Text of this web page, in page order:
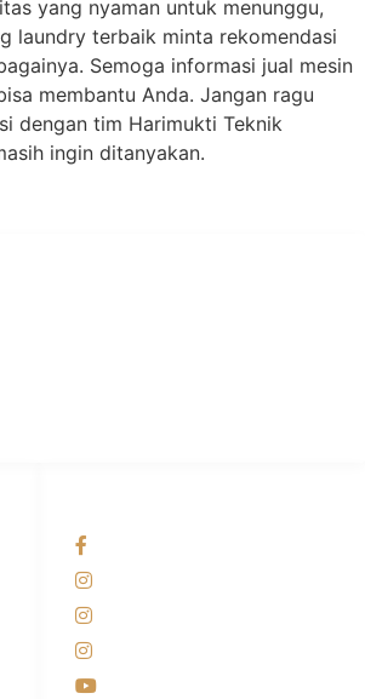
yang nyaman untuk menunggu,
laundry terbaik minta rekomendasi
Semoga informasi jual mesin
membantu Anda. Jangan ragu
dengan tim Harimukti Teknik
ingin ditanyakan.